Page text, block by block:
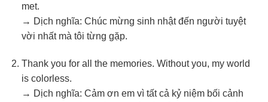
met.
→ Dịch nghĩa: Chúc mừng sinh nhật đến người tuyệt
vời nhất mà tôi từng gặp.
Thank you for all the memories. Without you, my world
is colorless.
→ Dịch nghĩa: Cảm ơn em vì tất cả kỷ niệm bối cảnh